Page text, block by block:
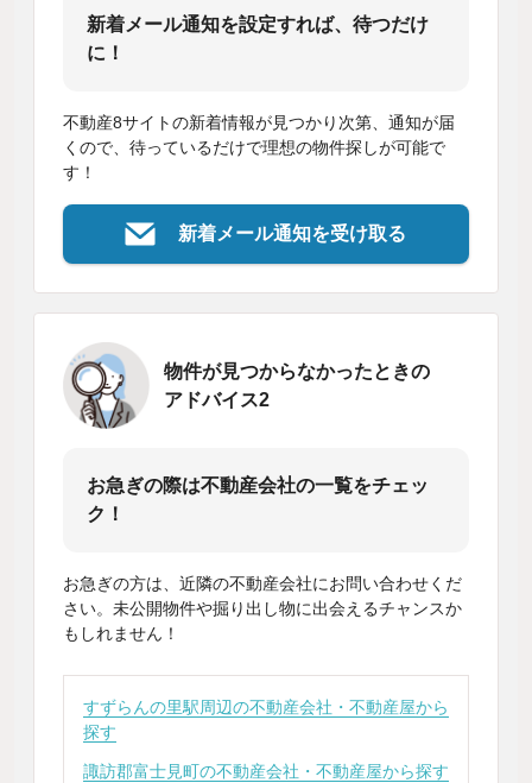
新着メール通知を設定すれば、待つだけ
に！
不動産8サイトの新着情報が見つかり次第、通知が届
くので、待っているだけで理想の物件探しが可能で
す！
新着メール通知を受け取る
物件が見つからなかったときの
アドバイス2
お急ぎの際は不動産会社の一覧をチェッ
ク！
お急ぎの方は、近隣の不動産会社にお問い合わせくだ
さい。未公開物件や掘り出し物に出会えるチャンスか
もしれません！
すずらんの里駅周辺の不動産会社・不動産屋から
探す
諏訪郡富士見町の不動産会社・不動産屋から探す